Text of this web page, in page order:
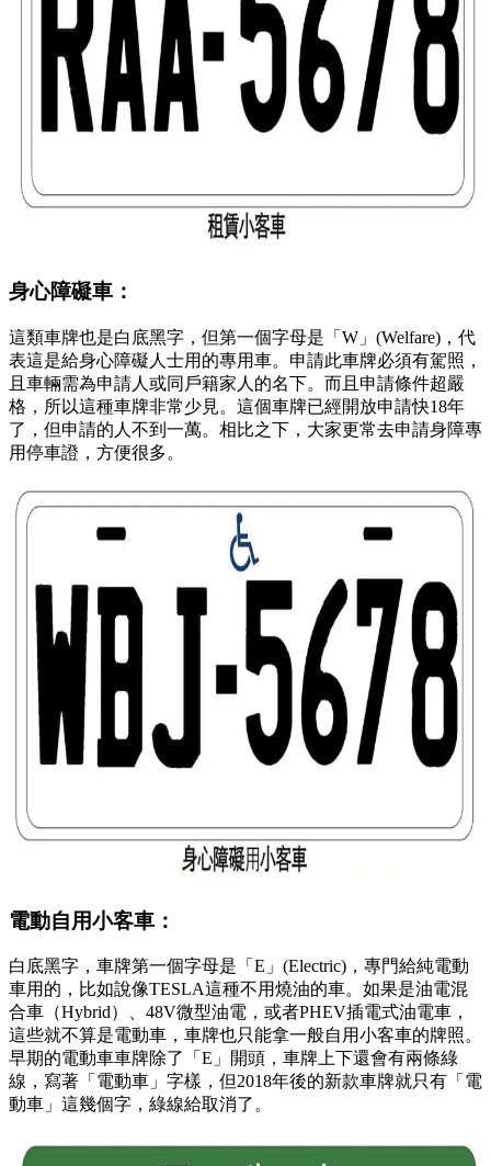
身心障礙車：
這類車牌也是白底黑字，但第一個字母是「W」(Welfare)，代
表這是給身心障礙人士用的專用車。申請此車牌必須有駕照，
且車輛需為申請人或同戶籍家人的名下。而且申請條件超嚴
格，所以這種車牌非常少見。這個車牌已經開放申請快18年
了，但申請的人不到一萬。相比之下，大家更常去申請身障專
用停車證，方便很多。
電動自用小客車：
白底黑字，車牌第一個字母是「E」(Electric)，專門給純電動
車用的，比如說像TESLA這種不用燒油的車。如果是油電混
合車（Hybrid）、48V微型油電，或者PHEV插電式油電車，
這些就不算是電動車，車牌也只能拿一般自用小客車的牌照。
早期的電動車車牌除了「E」開頭，車牌上下還會有兩條綠
線，寫著「電動車」字樣，但2018年後的新款車牌就只有「電
動車」這幾個字，綠線給取消了。